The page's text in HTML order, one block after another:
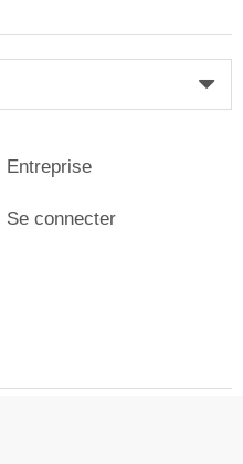
Entreprise
Se connecter